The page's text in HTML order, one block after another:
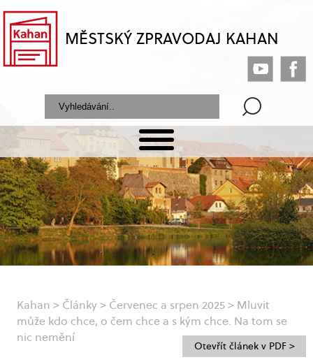
MĚSTSKÝ ZPRAVODAJ KAHAN
Kahan > Články> Červenec a srpen 2025> Mluvit
může kdo chce, o čem chce a s kým chce. Na tom se
nic nemění
Otevřít článek v PDF >